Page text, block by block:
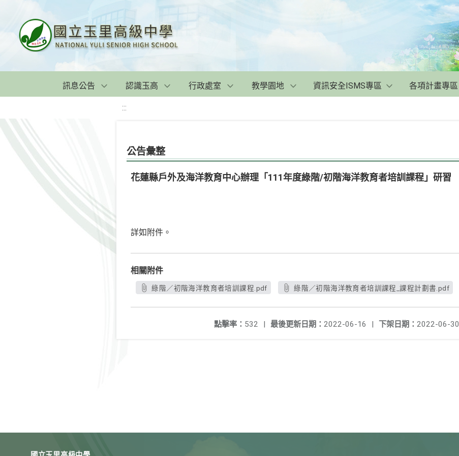
訊息公告 認識玉高 行政處室 教學園地 資訊安全ISMS專區 各項計畫專區
:::
公告彙整
花蓮縣戶外及海洋教育中心辦理「111年度綠階/初階海洋教育者培訓課程」研習
詳如附件。
相關附件
綠階／初階海洋教育者培訓課程.pdf 綠階／初階海洋教育者培訓課程_課程計劃書.pdf
下架日期： 2022-06-30
最後更新日期： 2022-06-16 |
點擊率： 532 |